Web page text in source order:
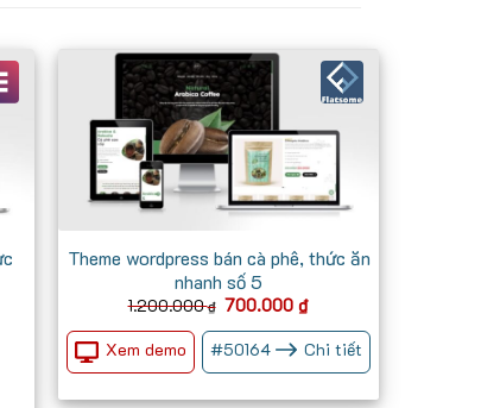
Theme wordpress bán cà phê, thức ăn
nhanh số 5
1.200.000₫ Giá
là:
1.200.000 ₫.
700.000₫Giá
tại
là:
700.000 ₫.
Xem demo #50164 Chi tiết